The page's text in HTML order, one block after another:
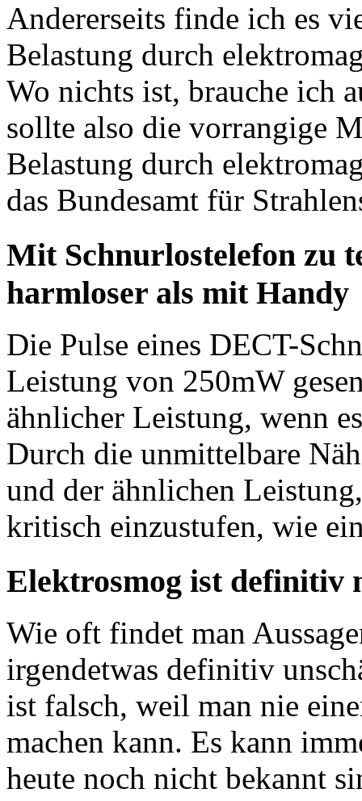
Andererseits finde ich es
Belastung durch
Wo nichts ist, brauche ich
sollte also die vorrangige
Belastung durch
das Bundesamt für
Mit Schnurlostelefon zu
harmloser als mit Handy
Die Pulse eines DECT-
Leistung von 250mW
ähnlicher Leistung, wenn
Durch die unmittelbare
und der ähnlichen
kritisch einzustufen, wie
Elektrosmog ist definitiv
Wie oft findet man
irgendetwas definitiv
ist falsch, weil man nie
machen kann. Es kann
heute noch nicht bekannt